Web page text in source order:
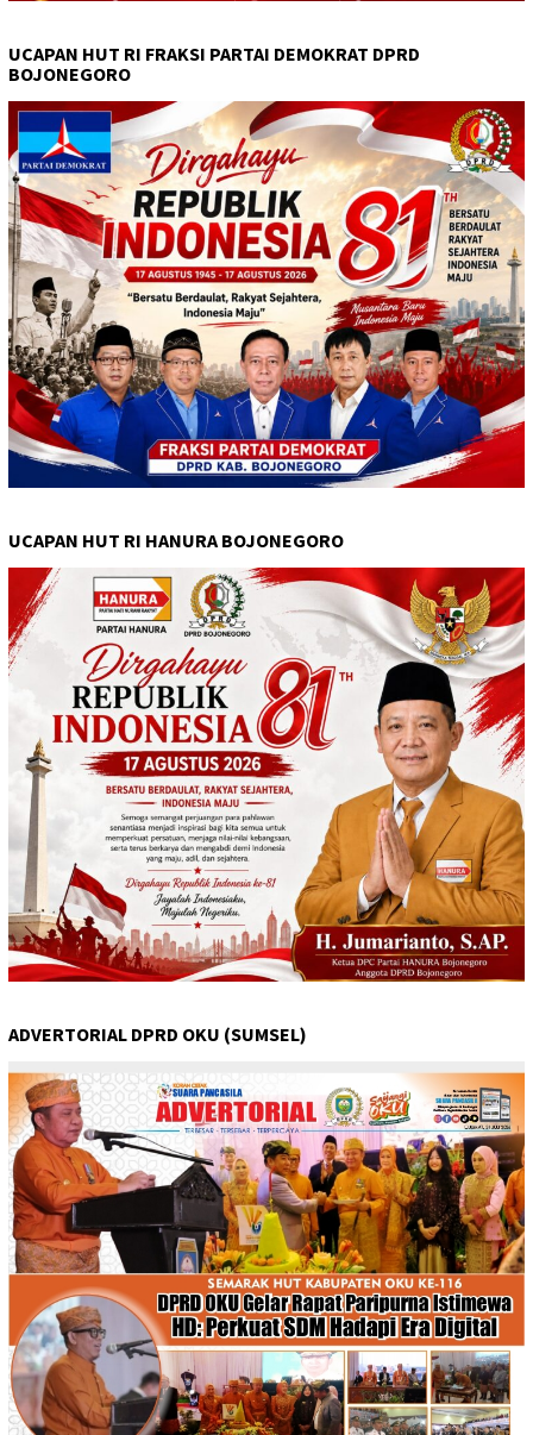
UCAPAN HUT RI FRAKSI PARTAI DEMOKRAT DPRD
BOJONEGORO
UCAPAN HUT RI HANURA BOJONEGORO
ADVERTORIAL DPRD OKU (SUMSEL)